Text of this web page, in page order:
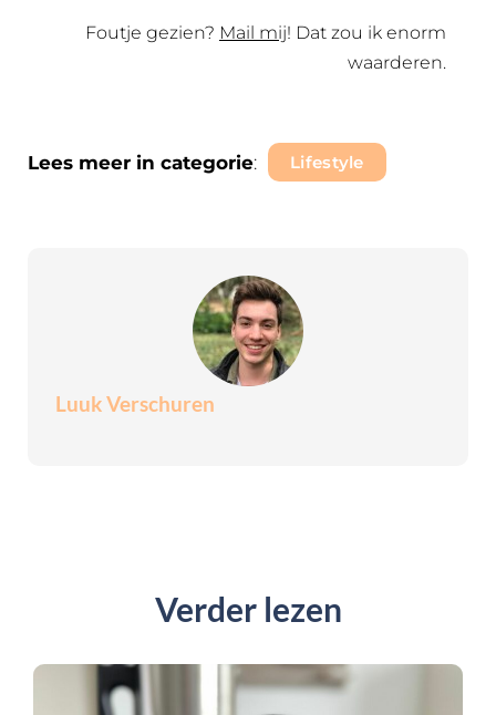
Foutje gezien? Mail mij! Dat zou ik enorm
waarderen.
Lees meer in categorie: Lifestyle
Luuk Verschuren
Verder lezen